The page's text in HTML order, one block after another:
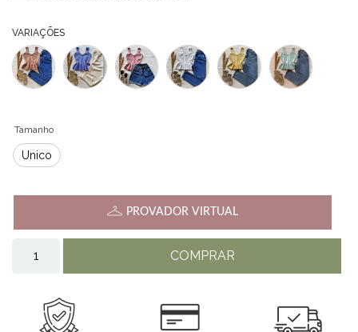
VARIAÇÕES
Tamanho
Único
PROVADOR VIRTUAL
COMPRAR